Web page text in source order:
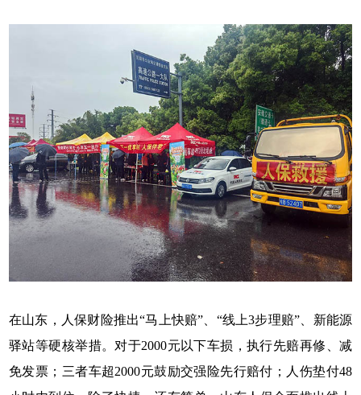
在山东，人保财险推出“马上快赔”、“线上3步理赔”、新能源
驿站等硬核举措。对于2000元以下车损，执行先赔再修、减
免发票；三者车超2000元鼓励交强险先行赔付；人伤垫付48